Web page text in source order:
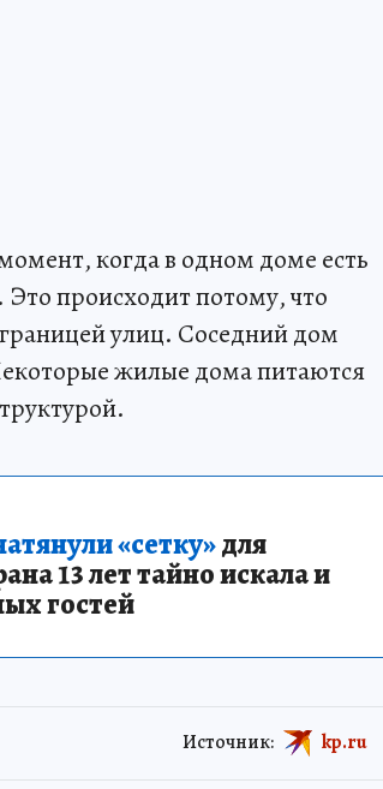
когда в одном доме есть
Это происходит потому, что
улиц. Соседний дом
жилые дома питаются
«сетку»для
13 лет тайно искала и
гостей
Источник: kp.ru